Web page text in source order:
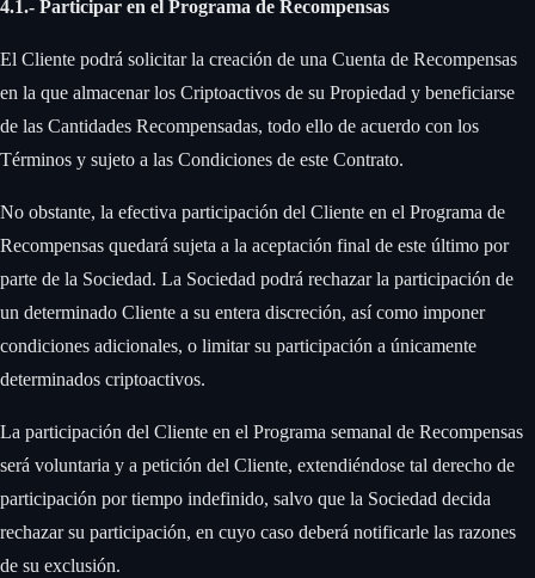
4.1.- Participar en el Programa de Recompensas
El Cliente podrá solicitar la creación de una Cuenta de Recompensas
en la que almacenar los Criptoactivos de su Propiedad y beneficiarse
de las Cantidades Recompensadas, todo ello de acuerdo con los
Términos y sujeto a las Condiciones de este Contrato. ‍
No obstante, la efectiva participación del Cliente en el Programa de
Recompensas quedará sujeta a la aceptación final de este último por
parte de la Sociedad. La Sociedad podrá rechazar la participación de
un determinado Cliente a su entera discreción, así como imponer
condiciones adicionales, o limitar su participación a únicamente
determinados criptoactivos. ‍
La participación del Cliente en el Programa semanal de Recompensas
será voluntaria y a petición del Cliente, extendiéndose tal derecho de
participación por tiempo indefinido, salvo que la Sociedad decida
rechazar su participación, en cuyo caso deberá notificarle las razones
de su exclusión. ‍